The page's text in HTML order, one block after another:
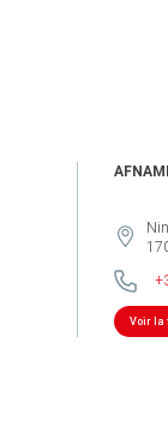
Voir la